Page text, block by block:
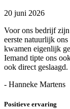
20 juni 2026
Voor ons bedrijf
eerste natuurlijk
kwamen eigenlijk
Iemand tipte ons
ook direct geslaagd.
- Hanneke Martens
Positieve ervaring